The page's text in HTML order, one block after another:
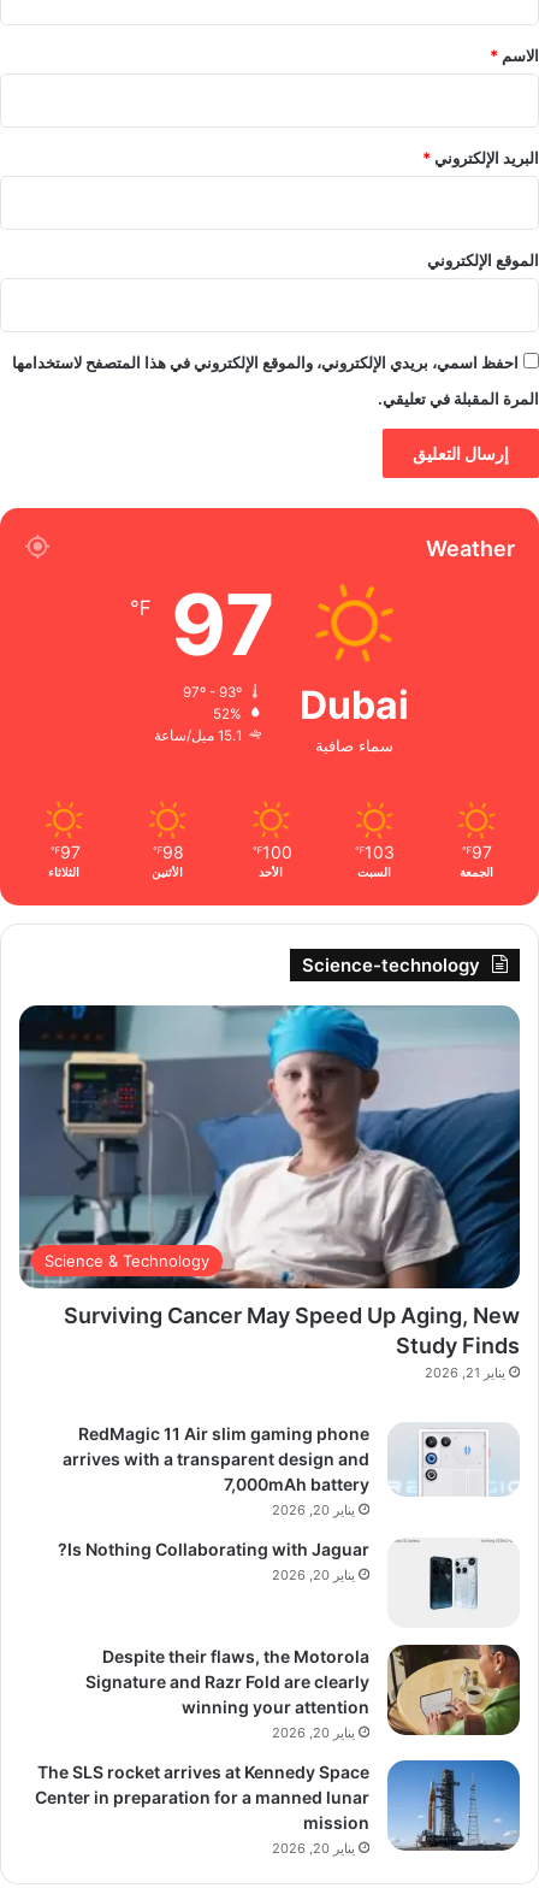
*
الاسم *
البريد الإلكتروني*
الموقع الإلكتروني
احفظ اسمي، بريدي الإلكتروني، والموقع الإلكتروني في هذا المتصفح لاستخدامها
المرة المقبلة في تعليقي.
Weather
Dubai
سماء صافية
97
℉
52%
15.1 ميل/ساعة
97
℉
الجمعة
103
℉
السبت
100
℉
الأحد
98
℉
الأثنين
97
℉
الثلاثاء
Science-technology
Science & Technology
Surviving Cancer May Speed Up Aging, New
Study Finds
يناير 21, 2026
RedMagic 11 Air slim gaming phone
arrives with a transparent design and
7,000mAh battery
يناير 20, 2026
Is Nothing Collaborating with Jaguar?
يناير 20, 2026
Despite their flaws, the Motorola
Signature and Razr Fold are clearly
winning your attention
يناير 20, 2026
The SLS rocket arrives at Kennedy Space
Center in preparation for a manned lunar
mission
يناير 20, 2026